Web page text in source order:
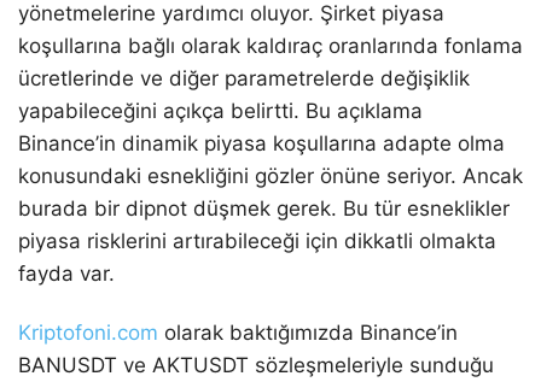
yönetmelerine yardımcı oluyor. Şirket piyasa
koşullarına bağlı olarak kaldıraç oranlarında fonlama
ücretlerinde ve diğer parametrelerde değişiklik
yapabileceğini açıkça belirtti. Bu açıklama
Binance’in dinamik piyasa koşullarına adapte olma
konusundaki esnekliğini gözler önüne seriyor. Ancak
burada bir dipnot düşmek gerek. Bu tür esneklikler
piyasa risklerini artırabileceği için dikkatli olmakta
fayda var.
Kriptofoni.com olarak baktığımızda Binance’in
BANUSDT ve AKTUSDT sözleşmeleriyle sunduğu